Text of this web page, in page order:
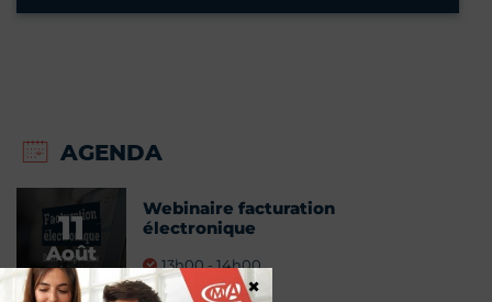
AGENDA
11
Août
Webinaire facturation
électronique
13h00 - 14h00
×